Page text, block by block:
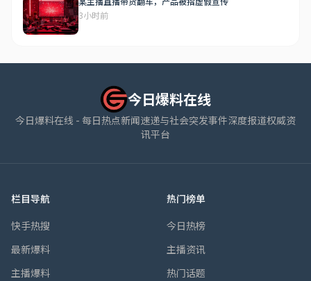
3小时前
今日爆料在线
今日爆料在线 - 每日热点新闻速递与社会突发事件深度报道权威资
讯平台
栏目导航
快手热搜
最新爆料
主播爆料
热门榜单
今日热榜
主播资讯
热门话题